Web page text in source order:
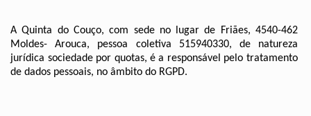
A Quinta do Couço, com sede no lugar de Friães, 4540-462
Moldes- Arouca, pessoa coletiva 515940330, de natureza
jurídica sociedade por quotas, é a responsável pelo tratamento
de dados pessoais, no âmbito do RGPD.